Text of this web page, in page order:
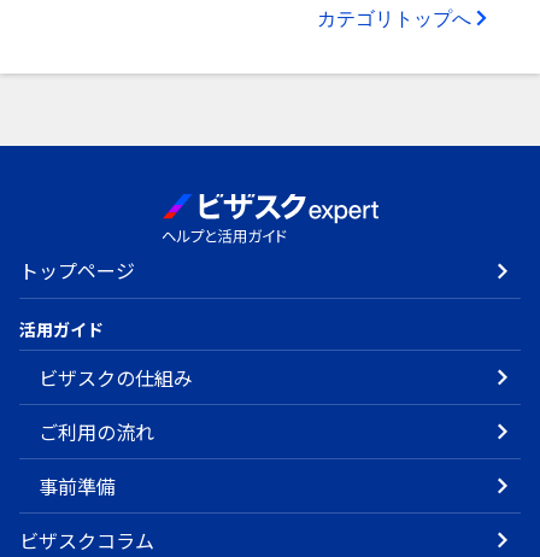
カテゴリトップへ
トップページ
活用ガイド
ビザスクの仕組み
ご利用の流れ
事前準備
ビザスクコラム